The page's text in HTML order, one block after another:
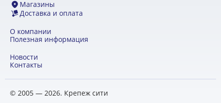
Магазины
Доставка и оплата
О компании
Полезная информация
Новости
Контакты
© 2005 — 2026. Крепеж сити